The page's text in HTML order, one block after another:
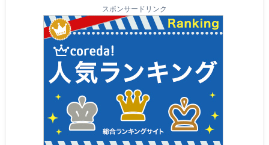
スポンサードリンク